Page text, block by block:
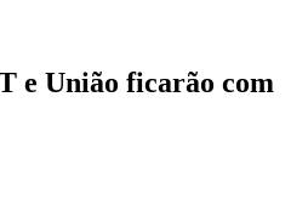
e União ficarão com